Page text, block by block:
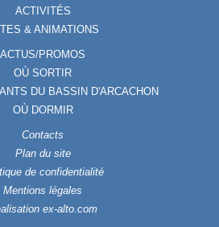
ACTIVITÉS
& ANIMATIONS
ACTUS/PROMOS
OÙ SORTIR
DU BASSIN D'ARCACHON
OÙ DORMIR
Contacts
Plan du site
de confidentialité
Mentions légales
ex-alto.com